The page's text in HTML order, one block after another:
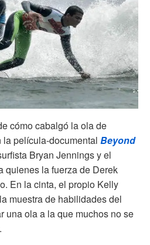
cómo cabalgó la ola de
película-documental Beyond
Bryan Jennings y el
quienes la fuerza de Derek
En la cinta, el propio Kelly
muestra de habilidades del
una ola a la que muchos no se